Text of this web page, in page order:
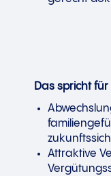
Das spricht für
Attraktive